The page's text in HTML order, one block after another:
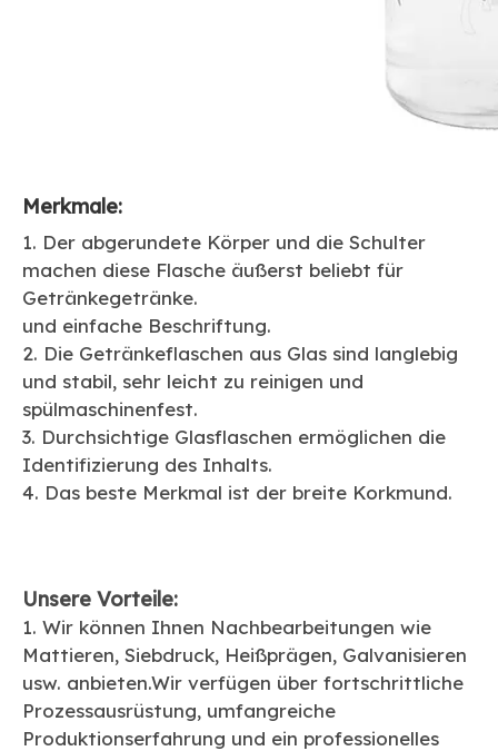
Merkmale:
1. Der abgerundete Körper und die Schulter
machen diese Flasche äußerst beliebt für
Getränkegetränke.
und einfache Beschriftung.
2. Die Getränkeflaschen aus Glas sind langlebig
und stabil, sehr leicht zu reinigen und
spülmaschinenfest.
3. Durchsichtige Glasflaschen ermöglichen die
Identifizierung des Inhalts.
4. Das beste Merkmal ist der breite Korkmund.
Unsere Vorteile:
1. Wir können Ihnen Nachbearbeitungen wie
Mattieren, Siebdruck, Heißprägen, Galvanisieren
usw. anbieten.Wir verfügen über fortschrittliche
Prozessausrüstung, umfangreiche
Produktionserfahrung und ein professionelles